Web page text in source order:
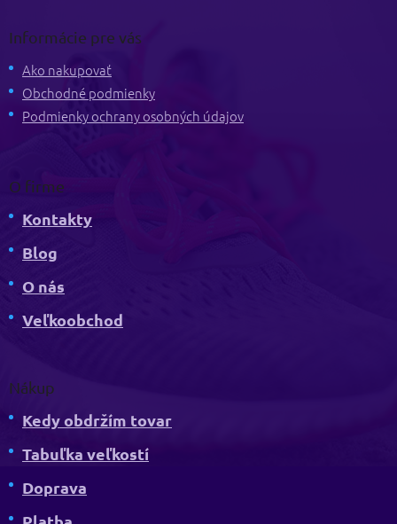
Informácie pre vás
Ako nakupovať
Obchodné podmienky
Podmienky ochrany osobných údajov
O firme
Kontakty
Blog
O nás
Veľkoobchod
Nákup
Kedy obdržím tovar
Tabuľka veľkostí
Doprava